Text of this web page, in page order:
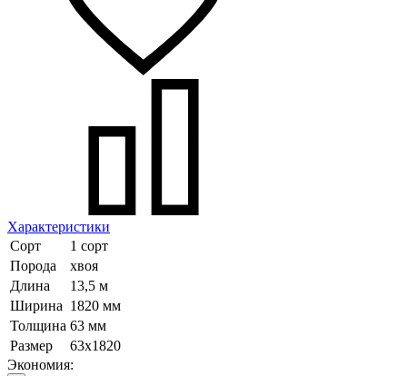
Характеристики
Сорт
1 сорт
Порода
хвоя
Длина
13,5 м
Ширина 1820 мм
Толщина 63 мм
Размер
63х1820
Экономия: